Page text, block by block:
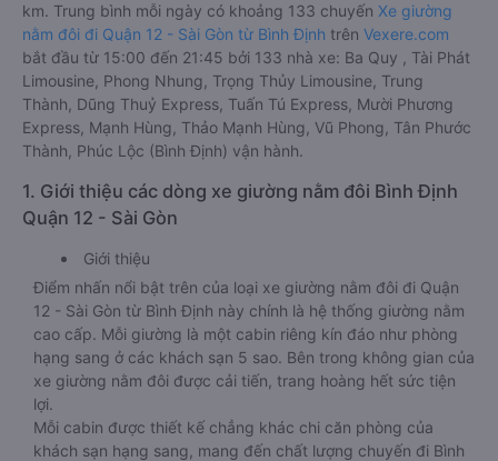
km. Trung bình mỗi ngày có khoảng 133 chuyến Xe giường
nằm đôi đi Quận 12 - Sài Gòn từ Bình Định trên Vexere.com
bắt đầu từ 15:00 đến 21:45 bởi 133 nhà xe: Ba Quy , Tài Phát
Limousine, Phong Nhung, Trọng Thủy Limousine, Trung
Thành, Dũng Thuỷ Express, Tuấn Tú Express, Mười Phương
Express, Mạnh Hùng, Thảo Mạnh Hùng, Vũ Phong, Tân Phước
Thành, Phúc Lộc (Bình Định) vận hành.
1. Giới thiệu các dòng xe giường nằm đôi Bình Định
Quận 12 - Sài Gòn
Giới thiệu
Điểm nhấn nổi bật trên của loại xe giường nằm đôi đi Quận
12 - Sài Gòn từ Bình Định này chính là hệ thống giường nằm
cao cấp. Mỗi giường là một cabin riêng kín đáo như phòng
hạng sang ở các khách sạn 5 sao. Bên trong không gian của
xe giường nằm đôi được cải tiến, trang hoàng hết sức tiện
lợi.
Mỗi cabin được thiết kế chẳng khác chi căn phòng của
khách sạn hạng sang, mang đến chất lượng chuyến đi Bình